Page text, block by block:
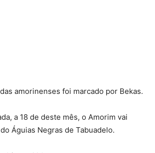
amorinenses foi marcado por Bekas.
a 18 de deste mês, o Amorim vai
Águias Negras de Tabuadelo.